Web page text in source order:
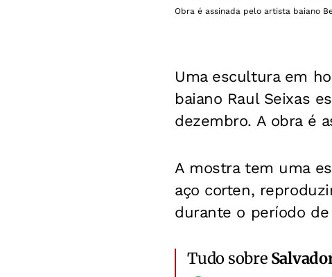
Obra é assinada pelo artista baiano
Uma escultura em
baiano Raul Seixas
dezembro. A obra é
A mostra tem uma
aço corten,
durante o período
Tudo sobre